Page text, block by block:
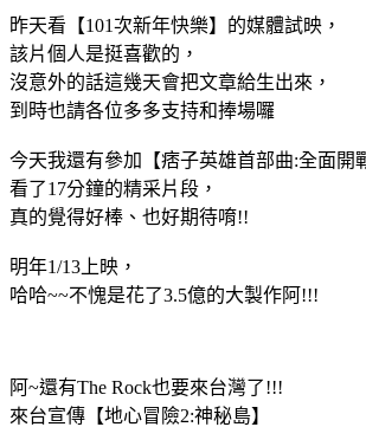
昨天看【101次新年快樂】的媒體試映，
該片個人是挺喜歡的，
沒意外的話這幾天會把文章給生出來，
到時也請各位多多支持和捧場囉
今天我還有參加【痞子英雄首部曲:全面開
看了17分鐘的精采片段，
真的覺得好棒、也好期待唷!!
明年1/13上映，
哈哈~~不愧是花了3.5億的大製作阿!!!
阿~還有The Rock也要來台灣了!!!
來台宣傳【地心冒險2:神秘島】